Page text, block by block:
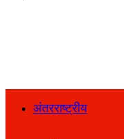
अंतरराष्ट्रीय